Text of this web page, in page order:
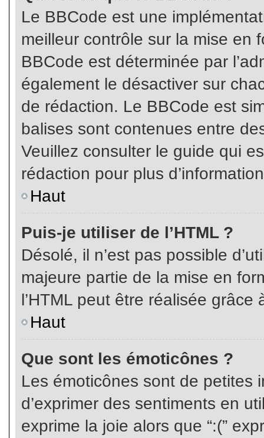
Le BBCode est une
meilleur contrôle sur la mise en
BBCode est déterminée par
également le désactiver sur
de rédaction. Le BBCode est
balises sont contenues entre
Veuillez consulter le guide qui
rédaction pour plus
Haut
Puis-je utiliser de l’HTML ?
Désolé, il n’est pas possible
majeure partie de la mise en
l’HTML peut être réalisée grâce
Haut
Que sont les émoticônes ?
Les émoticônes sont de petites
d’exprimer des sentiments en
exprime la joie alors que “:(”